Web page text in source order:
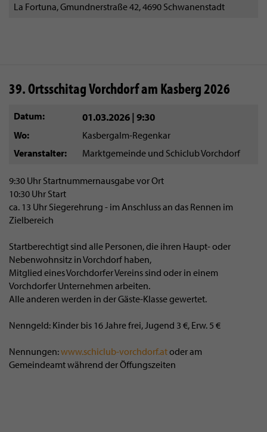
La Fortuna, Gmundnerstraße 42, 4690 Schwanenstadt
39. Ortsschitag Vorchdorf am Kasberg 2026
Datum 01.03.2026 | 9:30
Wo
Kasbergalm-Regenkar
Veranstalter
Marktgemeinde und Schiclub Vorchdorf
9:30 Uhr Startnummernausgabe vor Ort
10:30 Uhr Start
ca. 13 Uhr Siegerehrung - im Anschluss an das Rennen im
Zielbereich
Startberechtigt sind alle Personen, die ihren Haupt- oder
Nebenwohnsitz in Vorchdorf haben,
Mitglied eines Vorchdorfer Vereins sind oder in einem
Vorchdorfer Unternehmen arbeiten.
Alle anderen werden in der Gäste-Klasse gewertet.
Nenngeld: Kinder bis 16 Jahre frei, Jugend 3 €, Erw. 5 €
Nennungen:www.schiclub-vorchdorf.atoder am
Gemeindeamt während der Öffungszeiten